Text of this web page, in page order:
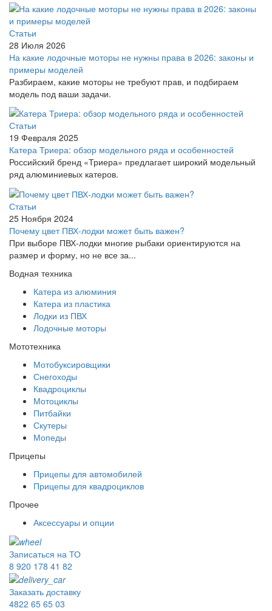
Статьи
28 Июля 2026
На какие лодочные моторы не нужны права в 2026: законы и
примеры моделей
Разбираем, какие моторы не требуют прав, и подбираем
модель под ваши задачи.
Статьи
19 Февраля 2025
Катера Триера: обзор модельного ряда и особенностей
Российский бренд «Триера» предлагает широкий модельный
ряд алюминиевых катеров.
Статьи
25 Ноября 2024
Почему цвет ПВХ-лодки может быть важен?
При выборе ПВХ-лодки многие рыбаки ориентируются на
размер и форму, но не все за...
Водная техника
Катера из алюминия
Катера из пластика
Лодки из ПВХ
Лодочные моторы
Мототехника
Мотобуксировщики
Снегоходы
Квадроциклы
Мотоциклы
Питбайки
Скутеры
Мопеды
Прицепы
Прицепы для автомобилей
Прицепы для квадроциклов
Прочее
Аксессуары и опции
Записаться на ТО
8 920 178 41 82
Заказать доставку
4822 65 65 03